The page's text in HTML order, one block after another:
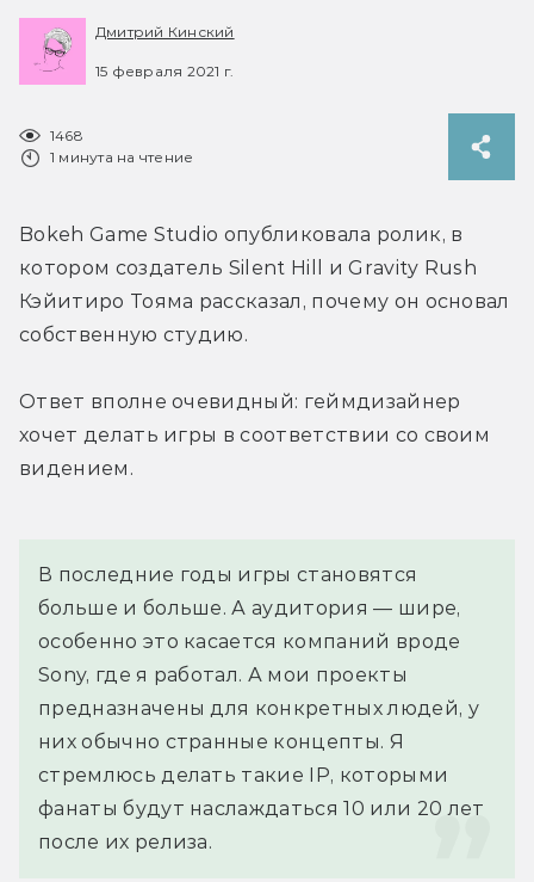
Дмитрий Кинский
15 февраля 2021 г.
1468
1 минута на чтение
Bokeh Game Studio опубликовала ролик, в
котором создатель Silent Hill и Gravity Rush
Кэйитиро Тояма рассказал, почему он основал
собственную студию.
Ответ вполне очевидный: геймдизайнер
хочет делать игры в соответствии со своим
видением.
В последние годы игры становятся
больше и больше. А аудитория — шире,
особенно это касается компаний вроде
Sony, где я работал. А мои проекты
предназначены для конкретных людей, у
них обычно странные концепты. Я
стремлюсь делать такие IP, которыми
фанаты будут наслаждаться 10 или 20 лет
после их релиза.